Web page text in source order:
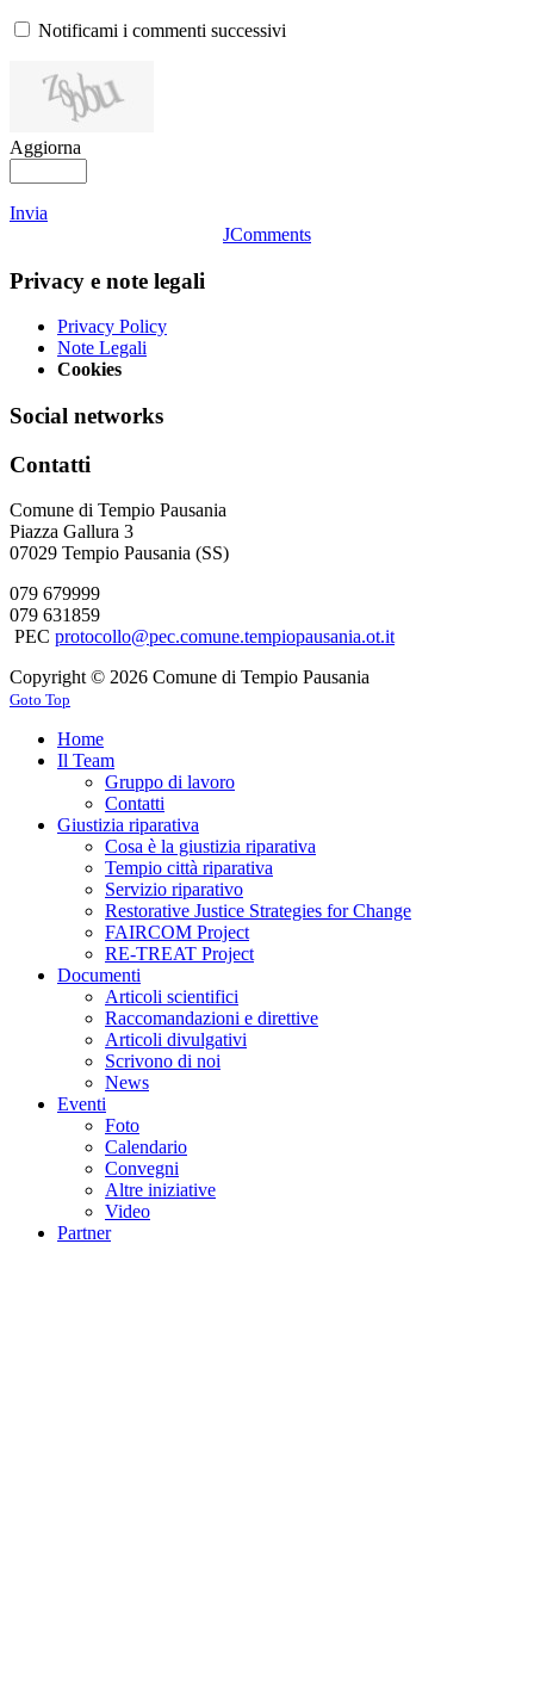
Notificami i commenti successivi
Aggiorna
Invia
JComments
Privacy e note legali
Privacy Policy
Note Legali
Cookies
Social networks
Contatti
Comune di Tempio Pausania
Piazza Gallura 3
07029 Tempio Pausania (SS)
079 679999
079 631859
PEC protocollo@pec.comune.tempiopausania.ot.it
Copyright © 2026 Comune di Tempio Pausania
Goto Top
Home
Il Team
Gruppo di lavoro
Contatti
Giustizia riparativa
Cosa è la giustizia riparativa
Tempio città riparativa
Servizio riparativo
Restorative Justice Strategies for Change
FAIRCOM Project
RE-TREAT Project
Documenti
Articoli scientifici
Raccomandazioni e direttive
Articoli divulgativi
Scrivono di noi
News
Eventi
Foto
Calendario
Convegni
Altre iniziative
Video
Partner